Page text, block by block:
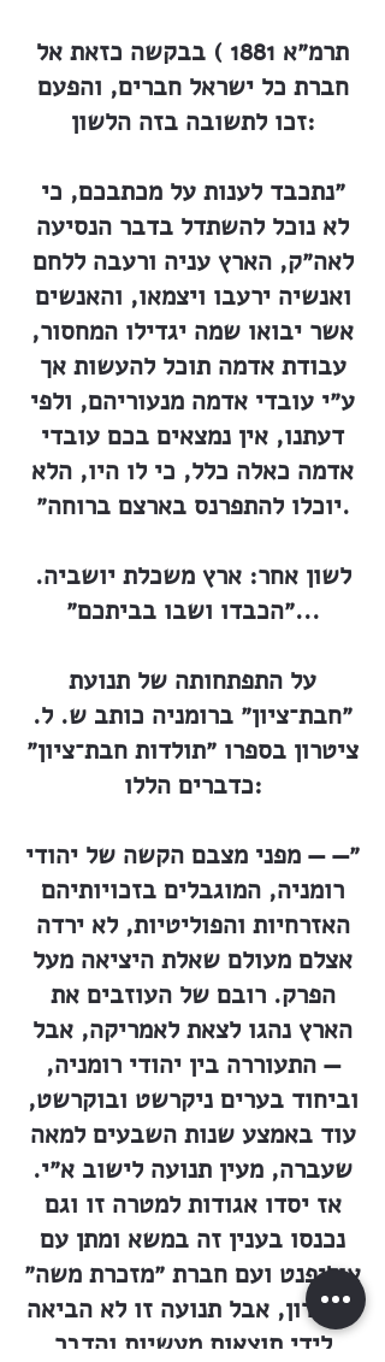
תרמ״א 1881 ) בבקשה כזאת אל
חברת כל ישראל חברים, והפעם
זכו לתשובה בזה הלשון:
״נתכבד לענות על מכתבכם, כי
לא נוכל להשתדל בדבר הנסיעה
לאה״ק, הארץ עניה ורעבה ללחם
ואנשיה ירעבו ויצמאו, והאנשים
אשר יבואו שמה יגדילו המחסור,
עבודת אדמה תוכל להעשות אך
ע״י עובדי אדמה מנעוריהם, ולפי
דעתנו, אין נמצאים בכם עובדי
אדמה כאלה כלל, כי לו היו, הלא
יוכלו להתפרנס בארצם ברוחה״.
לשון אחר: ארץ משכלת יושביה.
״הכבדו ושבו בביתכם״...
על התפתחותה של תנועת
״חבת־ציון״ ברומניה כותב ש. ל.
ציטרון בספרו ״תולדות חבת־ציון״
כדברים הללו:
״— — מפני מצבם הקשה של יהודי
רומניה, המוגבלים בזכויותיהם
האזרחיות והפוליטיות, לא ירדה
אצלם מעולם שאלת היציאה מעל
הפרק. רובם של העוזבים את
הארץ נהגו לצאת לאמריקה, אבל
— התעוררה בין יהודי רומניה,
וביחוד בערים ניקרשט ובוקרשט,
עוד באמצע שנות השבעים למאה
שעברה, מעין תנועה לישוב א״י.
אז יסדו אגודות למטרה זו וגם
נכנסו בענין זה במשא ומתן עם
אוליפנט ועם חברת ״מזכרת משה״
בלונדון, אבל תנועה זו לא הביאה
לידי תוצאות מעשיות והדבר